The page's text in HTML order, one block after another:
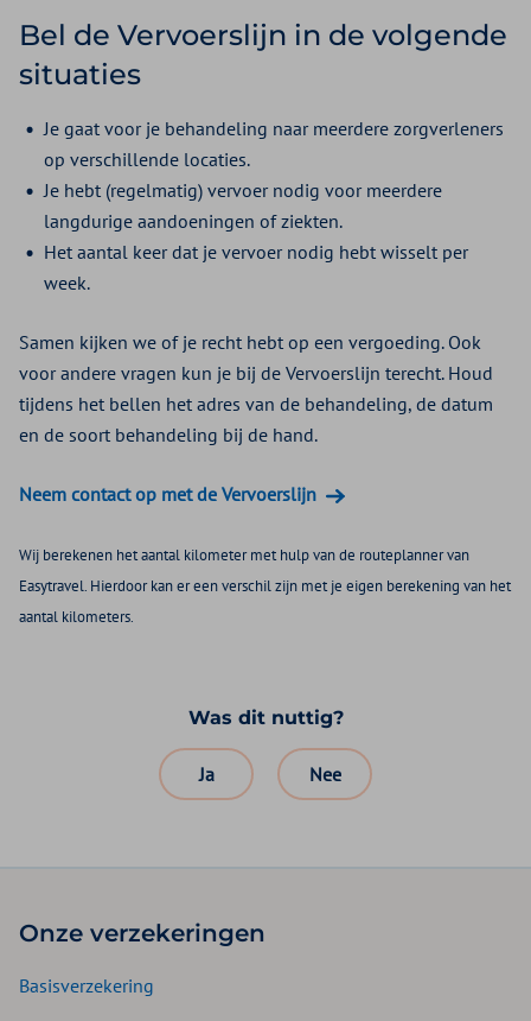
Bel de Vervoerslijn in de volgende
situaties
Je gaat voor je behandeling naar meerdere zorgverleners
op verschillende locaties.
Je hebt (regelmatig) vervoer nodig voor meerdere
langdurige aandoeningen of ziekten.
Het aantal keer dat je vervoer nodig hebt wisselt per
week.
Samen kijken we of je recht hebt op een vergoeding. Ook
voor andere vragen kun je bij de Vervoerslijn terecht. Houd
tijdens het bellen het adres van de behandeling, de datum
en de soort behandeling bij de hand.
Neem contact op met de Vervoerslijn
Wij berekenen het aantal kilometer met hulp van de routeplanner van
Easytravel. Hierdoor kan er een verschil zijn met je eigen berekening van het
aantal kilometers.
Was dit nuttig?
Ja Nee
Onze verzekeringen
Basisverzekering